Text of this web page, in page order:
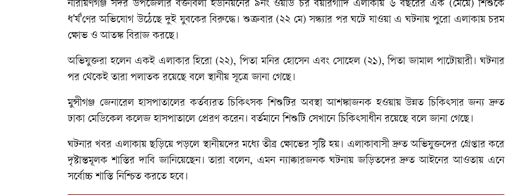
নারায়ণগঞ্জ সদর উপজেলার বক্তাবলী ইউনিয়নের ৯নং ওয়ার্ড চর বয়ারগাদি এলাকায় ৬ বছরের এক (মেয়ে) শিশুকে
ধ'র্ষ'ণের অভিযোগ উঠেছে দুই যুবকের বিরুদ্ধে। শুক্রবার (২২ মে) সন্ধ্যার পর ঘটে যাওয়া এ ঘটনায় পুরো এলাকায় চরম
ক্ষোভ ও আতঙ্ক বিরাজ করছে।
অভিযুক্তরা হলেন একই এলাকার হিরো (২২), পিতা মনির হোসেন এবং সোহেল (২১), পিতা জামাল পাটোয়ারী। ঘটনার
পর থেকেই তারা পলাতক রয়েছে বলে স্থানীয় সূত্রে জানা গেছে।
মুন্সীগঞ্জ জেনারেল হাসপাতালের কর্তব্যরত চিকিৎসক শিশুটির অবস্থা আশঙ্কাজনক হওয়ায় উন্নত চিকিৎসার জন্য দ্রুত
ঢাকা মেডিকেল কলেজ হাসপাতালে প্রেরণ করেন। বর্তমানে শিশুটি সেখানে চিকিৎসাধীন রয়েছে বলে জানা গেছে।
ঘটনার খবর এলাকায় ছড়িয়ে পড়লে স্থানীয়দের মধ্যে তীব্র ক্ষোভের সৃষ্টি হয়। এলাকাবাসী দ্রুত অভিযুক্তদের গ্রেপ্তার করে
দৃষ্টান্তমূলক শাস্তির দাবি জানিয়েছেন। তারা বলেন, এমন ন্যাক্কারজনক ঘটনায় জড়িতদের দ্রুত আইনের আওতায় এনে
সর্বোচ্চ শাস্তি নিশ্চিত করতে হবে।